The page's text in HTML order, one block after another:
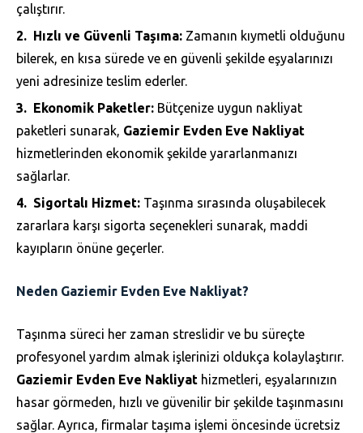
çalıştırır.
Hızlı ve Güvenli Taşıma: Zamanın kıymetli olduğunu
bilerek, en kısa sürede ve en güvenli şekilde eşyalarınızı
yeni adresinize teslim ederler.
Ekonomik Paketler: Bütçenize uygun nakliyat
paketleri sunarak, Gaziemir Evden Eve Nakliyat
hizmetlerinden ekonomik şekilde yararlanmanızı
sağlarlar.
Sigortalı Hizmet: Taşınma sırasında oluşabilecek
zararlara karşı sigorta seçenekleri sunarak, maddi
kayıpların önüne geçerler.
Neden Gaziemir Evden Eve Nakliyat?
Taşınma süreci her zaman streslidir ve bu süreçte
profesyonel yardım almak işlerinizi oldukça kolaylaştırır.
Gaziemir Evden Eve Nakliyat hizmetleri, eşyalarınızın
hasar görmeden, hızlı ve güvenilir bir şekilde taşınmasını
sağlar. Ayrıca, firmalar taşıma işlemi öncesinde ücretsiz